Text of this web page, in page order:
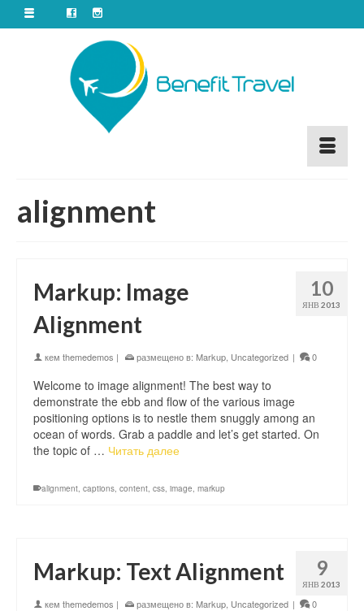
alignment
10
ЯНВ 2013
Markup: Image
Alignment
кем themedemos | размещено в: Markup Uncategorized | 0
Welcome to image alignment! The best way to
demonstrate the ebb and flow of the various image
positioning options is to nestle them snuggly among an
ocean of words. Grab a paddle and let’s get started. On
the topic of … Читать далее
alignment, captions, content, css, image, markup
9
ЯНВ 2013
Markup: Text Alignment
кем themedemos | размещено в: Markup Uncategorized | 0